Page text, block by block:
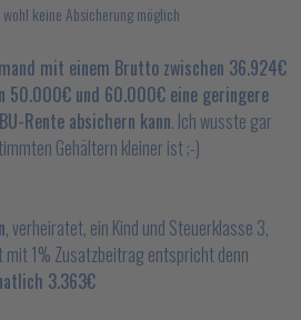
keine Absicherung möglich
mit einem Brutto zwischen 36.924€
50.000€ und 60.000€ eine geringere
Rente absichern kann. Ich wusste gar
Gehältern kleiner ist ;-)
, verheiratet, ein Kind und Steuerklasse 3,
1% Zusatzbeitrag entspricht denn
3.363€